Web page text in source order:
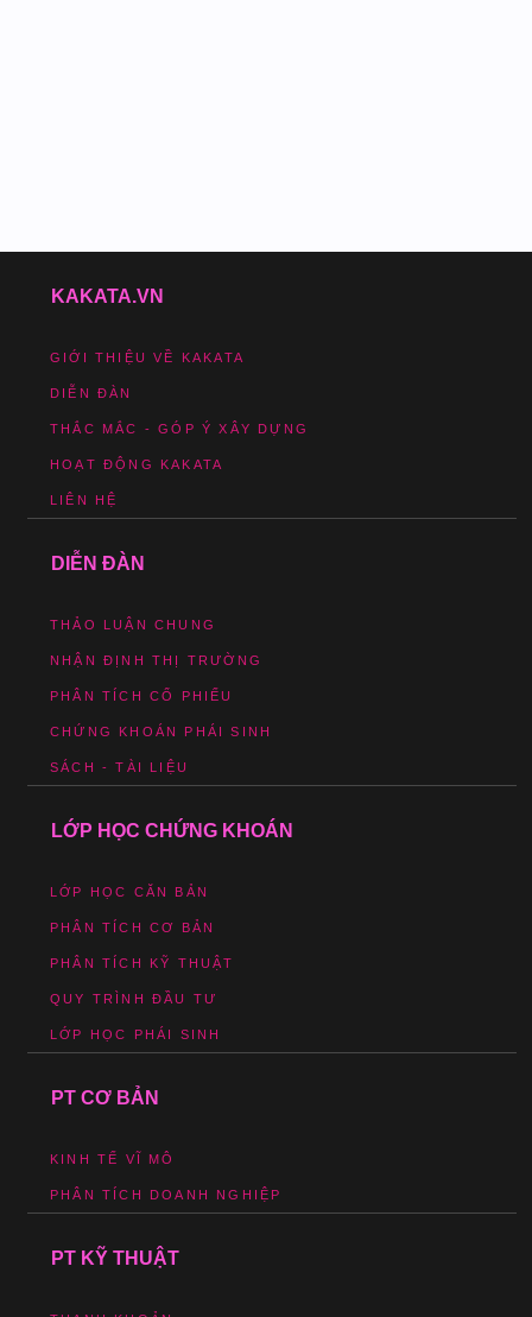
KAKATA.VN
GIỚI THIỆU VỀ KAKATA
DIỄN ĐÀN
THẮC MẮC - GÓP Ý XÂY DỰNG
HOẠT ĐỘNG KAKATA
LIÊN HỆ
DIỄN ĐÀN
THẢO LUẬN CHUNG
NHẬN ĐỊNH THỊ TRƯỜNG
PHÂN TÍCH CỔ PHIẾU
CHỨNG KHOÁN PHÁI SINH
SÁCH - TÀI LIỆU
LỚP HỌC CHỨNG KHOÁN
LỚP HỌC CĂN BẢN
PHÂN TÍCH CƠ BẢN
PHÂN TÍCH KỸ THUẬT
QUY TRÌNH ĐẦU TƯ
LỚP HỌC PHÁI SINH
PT CƠ BẢN
KINH TẾ VĨ MÔ
PHÂN TÍCH DOANH NGHIỆP
PT KỸ THUẬT